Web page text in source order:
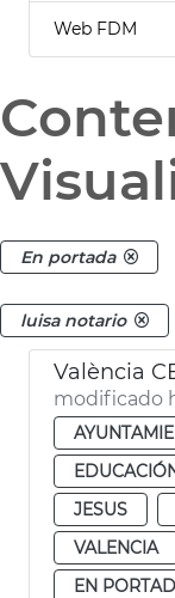
Web FDM
En portada
luisa notario
modificado
JESUS
VALENCIA
EN